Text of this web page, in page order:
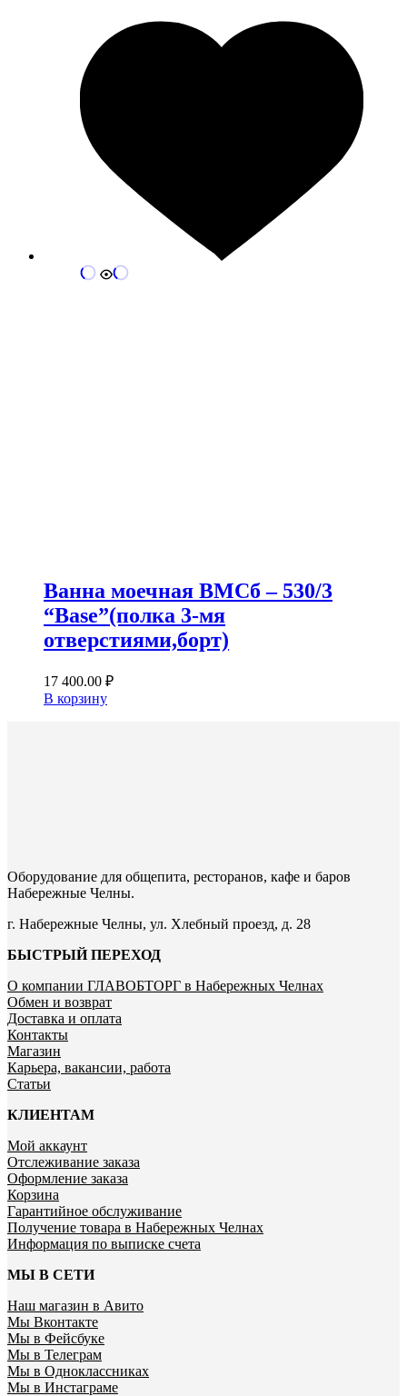
Ванна моечная ВМСб – 530/3
“Base”(полка 3-мя
отверстиями,борт)
17 400.00 ₽
В корзину
Оборудование для общепита, ресторанов, кафе и баров
Набережные Челны.
г. Набережные Челны, ул. Хлебный проезд, д. 28
БЫСТРЫЙ ПЕРЕХОД
О компании ГЛАВОБТОРГ в Набережных Челнах
Обмен и возврат
Доставка и оплата
Контакты
Магазин
Карьера, вакансии, работа
Статьи
КЛИЕНТАМ
Мой аккаунт
Отслеживание заказа
Оформление заказа
Корзина
Гарантийное обслуживание
Получение товара в Набережных Челнах
Информация по выписке счета
МЫ В СЕТИ
Наш магазин в Авито
Мы Вконтакте
Мы в Фейсбуке
Мы в Телеграм
Мы в Одноклассниках
Мы в Инстаграме